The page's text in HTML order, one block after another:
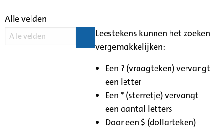
Alle velden
Leestekens kunnen het zoeken
vergemakkelijken:
Een ? (vraagteken) vervangt
een letter
Een * (sterretje) vervangt
een aantal letters
Door een $ (dollarteken)